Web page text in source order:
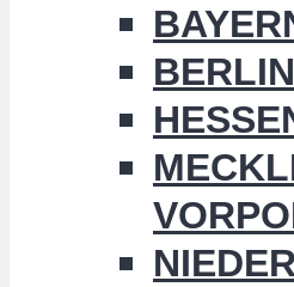
BERLIN